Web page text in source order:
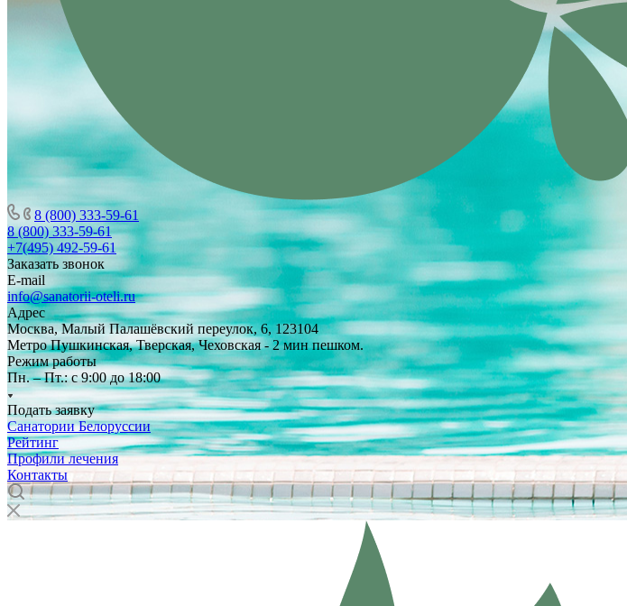
8 (800) 333-59-61
8 (800) 333-59-61
+7(495) 492-59-61
Заказать звонок
E-mail
info@sanatorii-oteli.ru
Адрес
Москва, Малый Палашёвский переулок, 6, 123104
Метро Пушкинская, Тверская, Чеховская - 2 мин пешком.
Режим работы
Пн. – Пт.: с 9:00 до 18:00
Подать заявку
Санатории Белоруссии
Рейтинг
Профили лечения
Контакты